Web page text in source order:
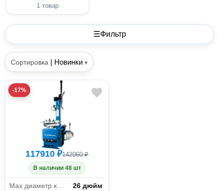
1 товар
☰Фильтр
Сортировка | Новинки ▾
-17%
117910 ₽142060 ₽
В наличии 48 шт
26 дюйм